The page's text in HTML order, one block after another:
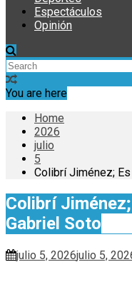
Espectáculos
Opinión
You are here
Home
2026
julio
5
Colibrí Jiménez;
Colibrí
Gabriel Soto
julio 5, 2026julio 5,